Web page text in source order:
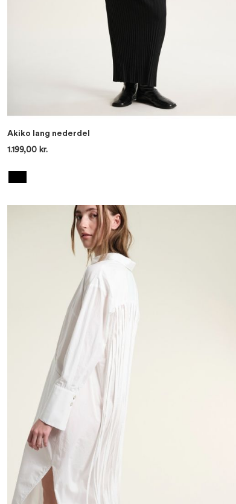
Akiko lang nederdel
1.199,00 kr.